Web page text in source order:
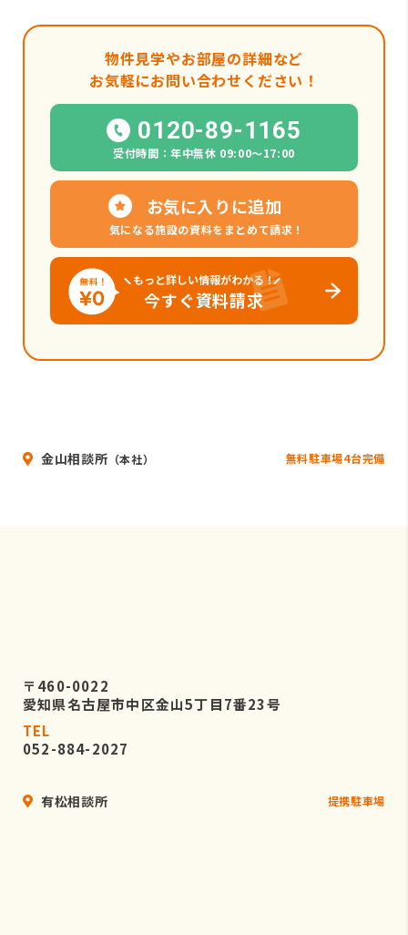
物件見学やお部屋の詳細など
お気軽にお問い合わせください！
0120-89-1165
受付時間：年中無休 09:00〜17:00
お気に入りに追加
気になる施設の資料をまとめて請求！
もっと詳しい情報がわかる！
今すぐ資料請求
金山相談所 （本社） 無料駐車場4台完備
〒460-0022
愛知県名古屋市中区金山5丁目7番23号
TEL
052-884-2027
有松相談所 提携駐車場